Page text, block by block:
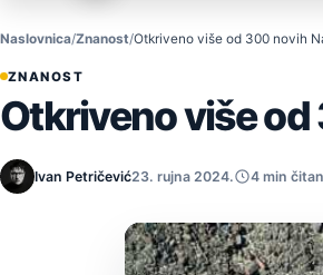
Naslovnica Znanost Otkriveno više od 300 novih
ZNANOST
Otkriveno više
Ivan Petričević23. rujna 2024. 4 min